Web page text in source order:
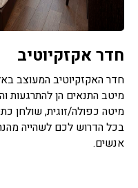
חדר אקזקיוטיב
חדר האקזקיוטיב המעוצב
מיטב התנאים הן להתרגעות
מיטה כפולה/זוגית, שולחן
אנשים.